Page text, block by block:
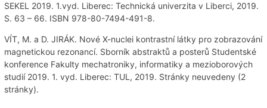
SEKEL 2019. 1.vyd. Liberec: Technická univerzita v Liberci, 2019.
S. 63 – 66. ISBN 978-80-7494-491-8.
VÍT, M. a D. JIRÁK. Nové X-nuclei kontrastní látky pro zobrazování
magnetickou rezonancí. Sborník abstraktů a posterů Studentské
konference Fakulty mechatroniky, informatiky a mezioborových
studií 2019. 1. vyd. Liberec: TUL, 2019. Stránky neuvedeny (2
stránky).